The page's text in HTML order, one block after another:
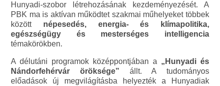
Hunyadi-szobor létrehozásának kezdeményezését. A
PBK ma is aktívan működtet szakmai műhelyeket többek
között népesedés, energia- és klímapolitika,
egészségügy és mesterséges intelligencia
témakörökben.
A délutáni programok középpontjában a „Hunyadi és
Nándorfehérvár öröksége” állt. A tudományos
előadások új megvilágításba helyezték a Hunyadiak